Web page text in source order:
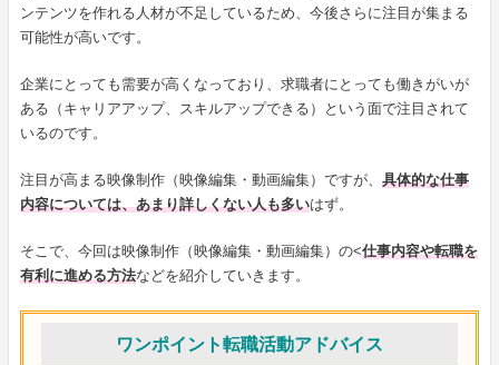
ンテンツを作れる人材が不足しているため、今後さらに注目が集まる
可能性が高いです。
企業にとっても需要が高くなっており、求職者にとっても働きがいが
ある（キャリアアップ、スキルアップできる）という面で注目されて
いるのです。
注目が高まる映像制作（映像編集・動画編集）ですが、 具体的な仕事
内容については、あまり詳しくない人も多いはず。
そこで、今回は映像制作（映像編集・動画編集）の<仕事内容や転職を
有利に進める方法などを紹介していきます。
ワンポイント転職活動アドバイス